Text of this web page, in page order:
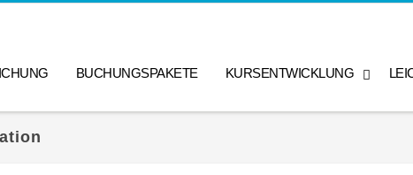
BUCHUNGSPAKETE KURSENTWICKLUNG